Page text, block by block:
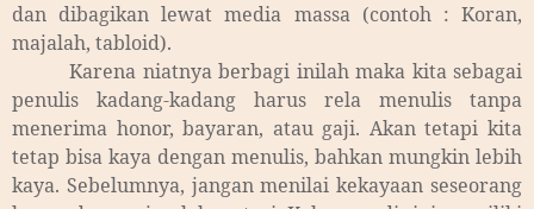
dan dibagikan lewat media massa (contoh : Koran,
majalah, tabloid).
Karena niatnya berbagi inilah maka kita sebagai
penulis kadang-kadang harus rela menulis tanpa
menerima honor, bayaran, atau gaji. Akan tetapi kita
tetap bisa kaya dengan menulis, bahkan mungkin lebih
kaya. Sebelumnya, jangan menilai kekayaan seseorang